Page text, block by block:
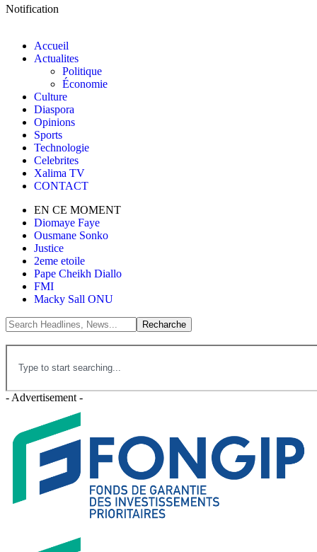
Notification
Accueil
Actualites
Politique
Économie
Culture
Diaspora
Opinions
Sports
Technologie
Celebrites
Xalima TV
CONTACT
EN CE MOMENT
Diomaye Faye
Ousmane Sonko
Justice
2eme etoile
Pape Cheikh Diallo
FMI
Macky Sall ONU
- Advertisement -